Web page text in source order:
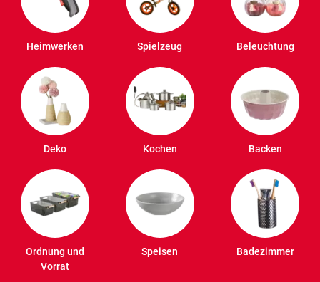
Heimwerken Spielzeug Beleuchtung
Deko Kochen Backen
Ordnung und
Vorrat
Speisen Badezimmer